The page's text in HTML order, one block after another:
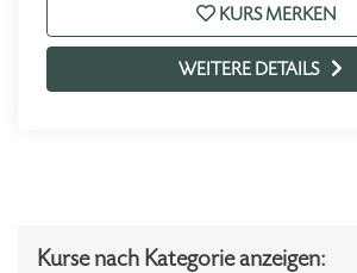
KURS MERKEN
WEITERE DETAILS
Kurse nach Kategorie anzeigen: